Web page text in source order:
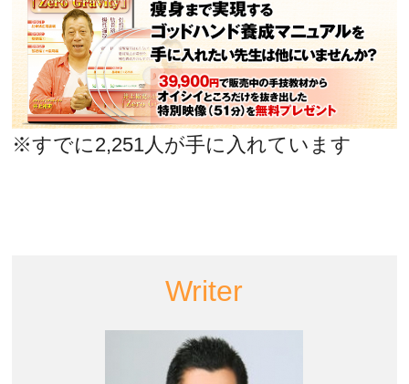
※すでに2,251人が手に入れています
Writer